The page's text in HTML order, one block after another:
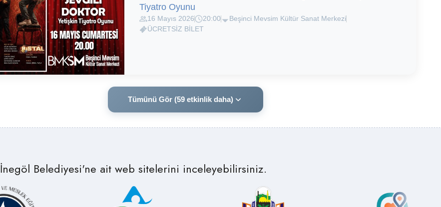
Tiyatro Oyunu
16 Mayıs 2026 20:00
Beşinci Mevsim Kültür Sanat Merkezi
ÜCRETSİZ BİLET
Tümünü Gör (59 etkinlik daha)
İnegöl Belediyesi'ne ait web sitelerini inceleyebilirsiniz.